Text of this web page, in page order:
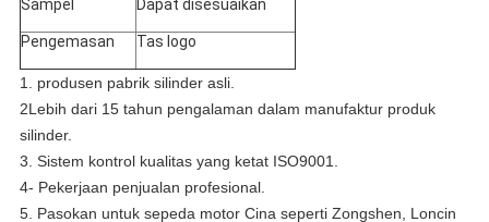
Sampel Dapat disesuaikan
Pengemasan Tas logo
1. produsen pabrik silinder asli.
2Lebih dari 15 tahun pengalaman dalam manufaktur produk
silinder.
3. Sistem kontrol kualitas yang ketat ISO9001.
4- Pekerjaan penjualan profesional.
5. Pasokan untuk sepeda motor Cina seperti Zongshen, Loncin